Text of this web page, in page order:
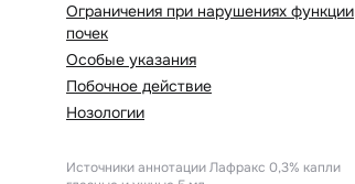
Ограничения при нарушениях функции
почек
Особые указания
Побочное действие
Нозологии
Источники аннотацииЛафракс 0,3% капли